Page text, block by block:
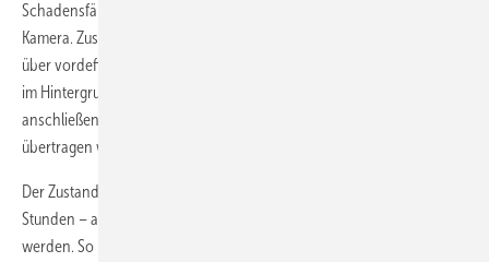
Schadensfälle an den Rotorblättern mit der im Pocket PC integrierten
Kamera. Zusätzlich gibt er alle weiteren relevanten Informationen
über vordefinierte Menüs direkt ein. Die installierte Software generiert
im Hintergrund sukzessive das Inspektionsprotokoll, welches
anschließend auf den Firmenserver
übertragen wird.
Der Zustandsbericht kann vom Auftraggeber online innerhalb von 24
Stunden – also nahezu in Echtzeit – von überall aus abgerufen
werden. So ist der Auftraggeber umgehend über den Zustand seiner